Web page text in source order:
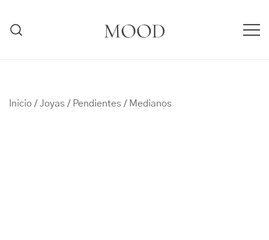
contenido
Inicio / Joyas / Pendientes / Medianos